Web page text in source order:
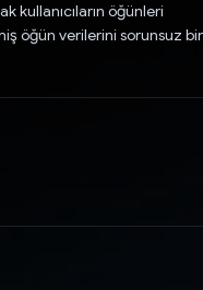
kullanıcıların öğünleri
öğün verilerini sorunsuz bir